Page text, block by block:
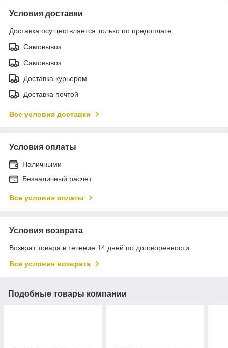
Условия доставки
Доставка осуществляется только по предоплате.
Самовывоз
Самовывоз
Доставка курьером
Доставка почтой
Все условия доставки
Условия оплаты
Наличными
Безналичный расчет
Все условия оплаты
Условия возврата
Возврат товара в течение 14 дней по договоренности
Все условия возврата
Подобные товары компании